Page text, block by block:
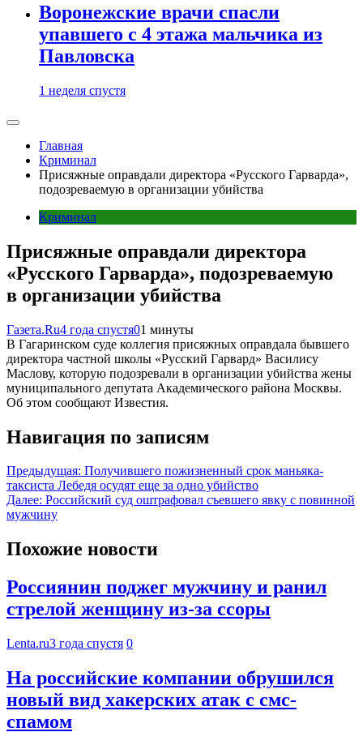
Воронежские врачи спасли
упавшего с 4 этажа мальчика из
Павловска
1 неделя спустя
Главная
Криминал
Присяжные оправдали директора «Русского Гарварда»,
подозреваемую в организации убийства
Криминал
Присяжные оправдали директора
«Русского Гарварда», подозреваемую
в организации убийства
Газета.Ru4 года спустя01 минуты
В Гагаринском суде коллегия присяжных оправдала бывшего
директора частной школы «Русский Гарвард» Василису
Маслову, которую подозревали в организации убийства жены
муниципального депутата Академического района Москвы.
Об этом сообщают Известия.
Навигация по записям
Предыдущая: Получившего пожизненный срок маньяка-
таксиста Лебедя осудят еще за одно убийство
Далее: Российский суд оштрафовал съевшего явку с повинной
мужчину
Похожие новости
Россиянин поджег мужчину и ранил
стрелой женщину из-за ссоры
Lenta.ru3 года спустя 0
На российские компании обрушился
новый вид хакерских атак с смс-
спамом